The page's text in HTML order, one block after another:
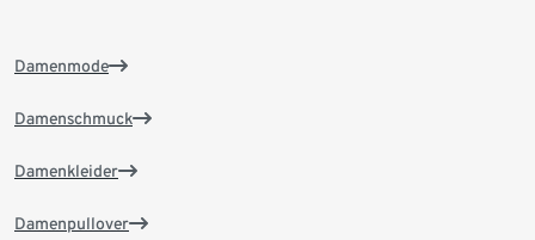
Damenmode
Damenschmuck
Damenkleider
Damenpullover